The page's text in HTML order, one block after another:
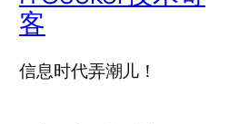
客
信息时代弄潮儿！